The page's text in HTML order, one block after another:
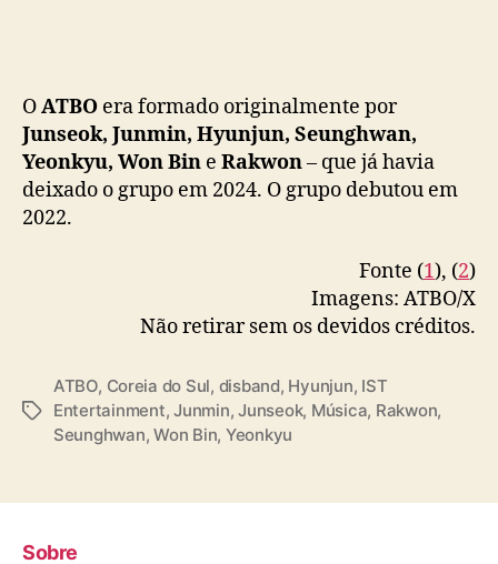
OATBO era formado originalmente por
Junseok, Junmin, Hyunjun, Seunghwan,
Yeonkyu, Won Bin e Rakwon– que já havia
deixado o grupo em 2024. O grupo debutou em
2022.
Fonte (1), (2)
Imagens: ATBO/X
Não retirar sem os devidos créditos.
T
ATBO, Coreia do Sul, disband, Hyunjun, IST
Entertainment,Junmin,Junseok, Música, Rakwon,
Seunghwan,Won Bin, Yeonkyu
Sobre